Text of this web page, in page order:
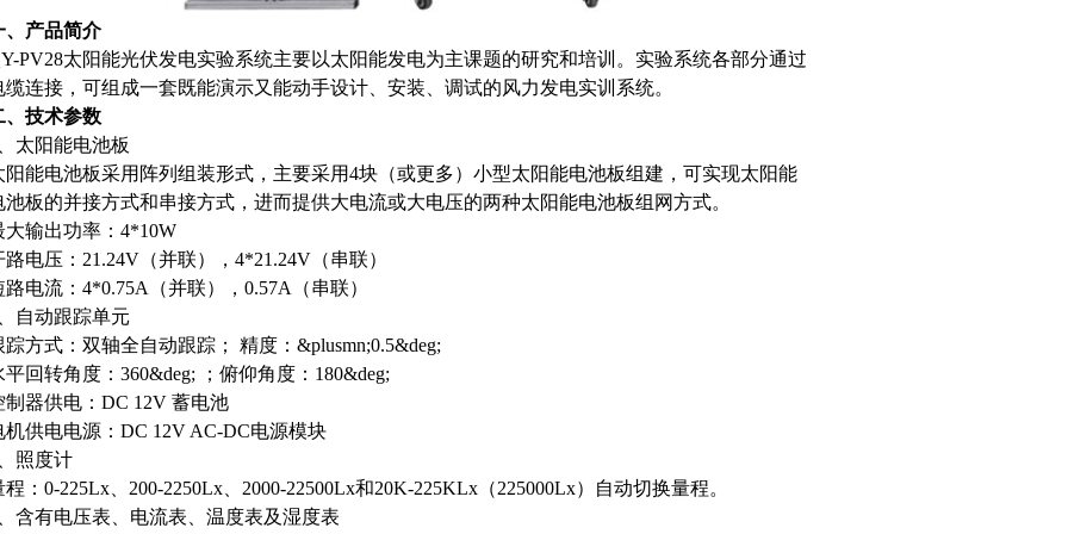
、产品简介
PV28太阳能光伏发电实验系统主要以太阳能发电为主课题的研究和培训。实验系统各部分通过
缆连接，可组成一套既能演示又能动手设计、安装、调试的风力发电实训系统。
、技术参数
太阳能电池板
阳能电池板采用阵列组装形式，主要采用4块（或更多）小型太阳能电池板组建，可实现太阳能
池板的并接方式和串接方式，进而提供大电流或大电压的两种太阳能电池板组网方式。
大输出功率：4*10W
路电压：21.24V（并联），4*21.24V（串联）
路电流：4*0.75A（并联），0.57A（串联）
自动跟踪单元
踪方式：双轴全自动跟踪； 精度：&plusmn;0.5&deg;
平回转角度：360&deg; ；俯仰角度：180&deg;
制器供电：DC 12V 蓄电池
机供电电源：DC 12V AC-DC电源模块
照度计
程：0-225Lx、200-2250Lx、2000-22500Lx和20K-225KLx（225000Lx）自动切换量程。
含有电压表、电流表、温度表及湿度表